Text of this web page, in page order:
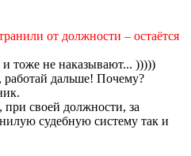
от должности – остаётся
и тоже не наказывают... )))))
работай дальше! Почему?
при своей должности, за
судебную систему так и